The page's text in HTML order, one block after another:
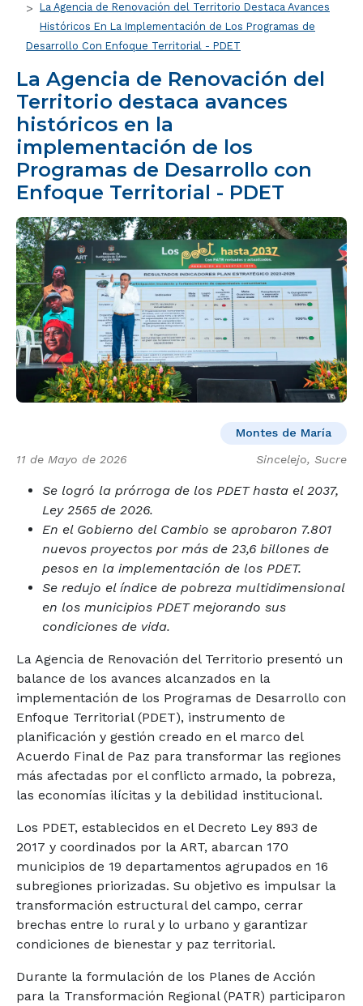
La Agencia de Renovación del Territorio Destaca Avances
Históricos En La Implementación de Los Programas de
Desarrollo Con Enfoque Territorial - PDET
La Agencia de Renovación del
Territorio destaca avances
históricos en la
implementación de los
Programas de Desarrollo con
Enfoque Territorial - PDET
Montes de María
11 de Mayo de 2026 Sincelejo, Sucre
Se logró la prórroga de los PDET hasta el 2037,
Ley 2565 de 2026.
En el Gobierno del Cambio se aprobaron 7.801
nuevos proyectos por más de 23,6 billones de
pesos en la implementación de los PDET.
Se redujo el índice de pobreza multidimensional
en los municipios PDET mejorando sus
condiciones de vida.
La Agencia de Renovación del Territorio presentó un
balance de los avances alcanzados en la
implementación de los Programas de Desarrollo con
Enfoque Territorial (PDET), instrumento de
planificación y gestión creado en el marco del
Acuerdo Final de Paz para transformar las regiones
más afectadas por el conflicto armado, la pobreza,
las economías ilícitas y la debilidad institucional.
Los PDET, establecidos en el Decreto Ley 893 de
2017 y coordinados por la ART, abarcan 170
municipios de 19 departamentos agrupados en 16
subregiones priorizadas. Su objetivo es impulsar la
transformación estructural del campo, cerrar
brechas entre lo rural y lo urbano y garantizar
condiciones de bienestar y paz territorial.
Durante la formulación de los Planes de Acción
para la Transformación Regional (PATR) participaron